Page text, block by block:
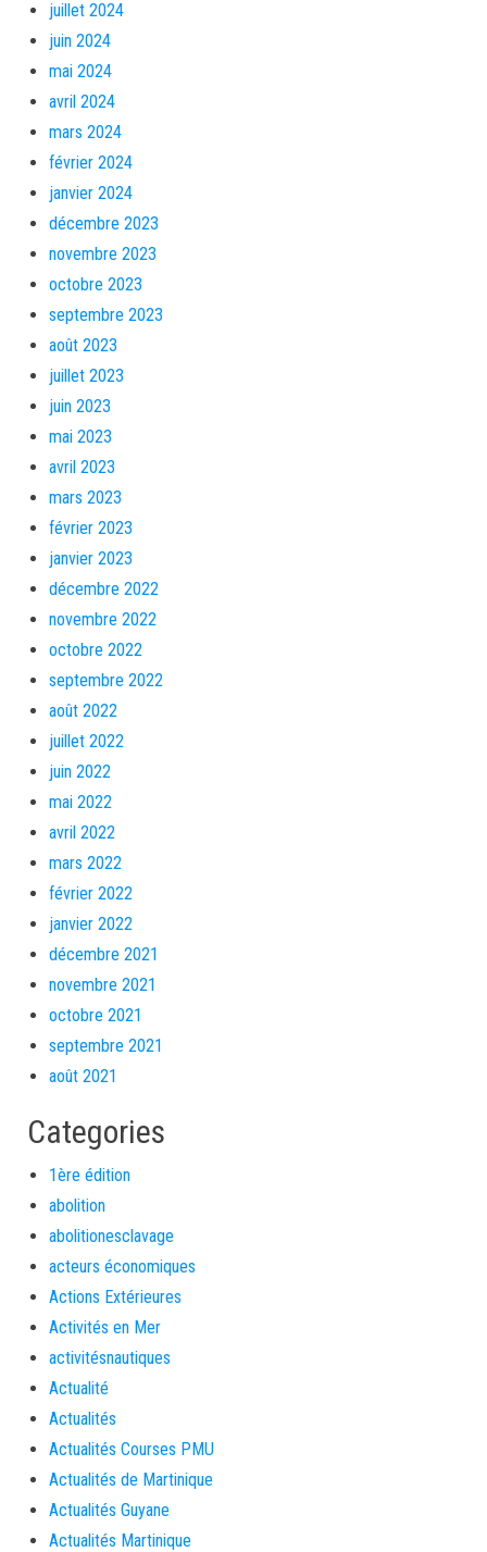
juillet 2024
juin 2024
mai 2024
avril 2024
mars 2024
février 2024
janvier 2024
décembre 2023
novembre 2023
octobre 2023
septembre 2023
août 2023
juillet 2023
juin 2023
mai 2023
avril 2023
mars 2023
février 2023
janvier 2023
décembre 2022
novembre 2022
octobre 2022
septembre 2022
août 2022
juillet 2022
juin 2022
mai 2022
avril 2022
mars 2022
février 2022
janvier 2022
décembre 2021
novembre 2021
octobre 2021
septembre 2021
août 2021
Categories
1ère édition
abolition
abolitionesclavage
acteurs économiques
Actions Extérieures
Activités en Mer
activitésnautiques
Actualité
Actualités
Actualités Courses PMU
Actualités de Martinique
Actualités Guyane
Actualités Martinique